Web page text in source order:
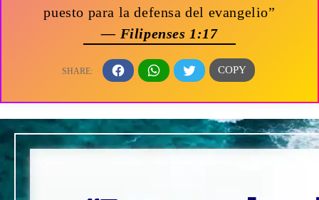
puesto para la defensa del evangelio”
— Filipenses 1:17